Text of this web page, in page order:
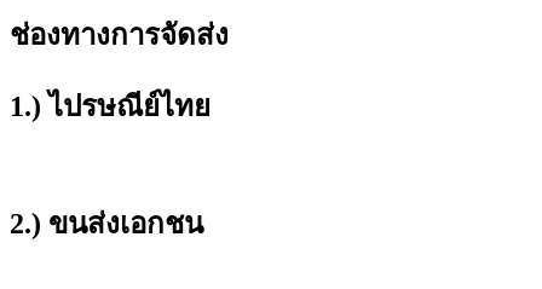
ช่องทางการจัดส่ง
1.) ไปรษณีย์ไทย
2.) ขนส่งเอกชน